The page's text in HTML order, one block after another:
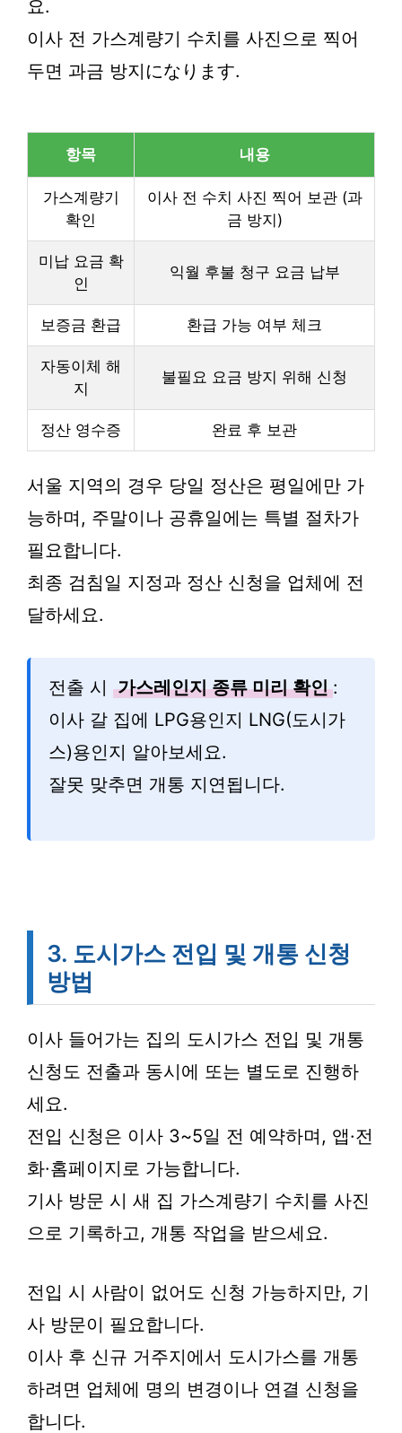
요.
이사 전 가스계량기 수치를 사진으로 찍어
두면 과금 방지になります.
항목 내용
가스계량기
확인
이사 전 수치 사진 찍어 보관 (과
금 방지)
미납 요금 확
인
익월 후불 청구 요금 납부
보증금 환급 환급 가능 여부 체크
자동이체 해
지
불필요 요금 방지 위해 신청
정산 영수증 완료 후 보관
서울 지역의 경우 당일 정산은 평일에만 가
능하며, 주말이나 공휴일에는 특별 절차가
필요합니다.
최종 검침일 지정과 정산 신청을 업체에 전
달하세요.
전출 시 가스레인지 종류 미리 확인 :
이사 갈 집에 LPG용인지 LNG(도시가
스)용인지 알아보세요.
잘못 맞추면 개통 지연됩니다.
3. 도시가스 전입 및 개통 신청
방법
이사 들어가는 집의 도시가스 전입 및 개통
신청도 전출과 동시에 또는 별도로 진행하
세요.
전입 신청은 이사 3~5일 전 예약하며, 앱·전
화·홈페이지로 가능합니다.
기사 방문 시 새 집 가스계량기 수치를 사진
으로 기록하고, 개통 작업을 받으세요.
전입 시 사람이 없어도 신청 가능하지만, 기
사 방문이 필요합니다.
이사 후 신규 거주지에서 도시가스를 개통
하려면 업체에 명의 변경이나 연결 신청을
합니다.